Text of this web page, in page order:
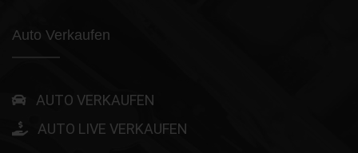
Auto Verkaufen
AUTO VERKAUFEN
AUTO LIVE VERKAUFEN